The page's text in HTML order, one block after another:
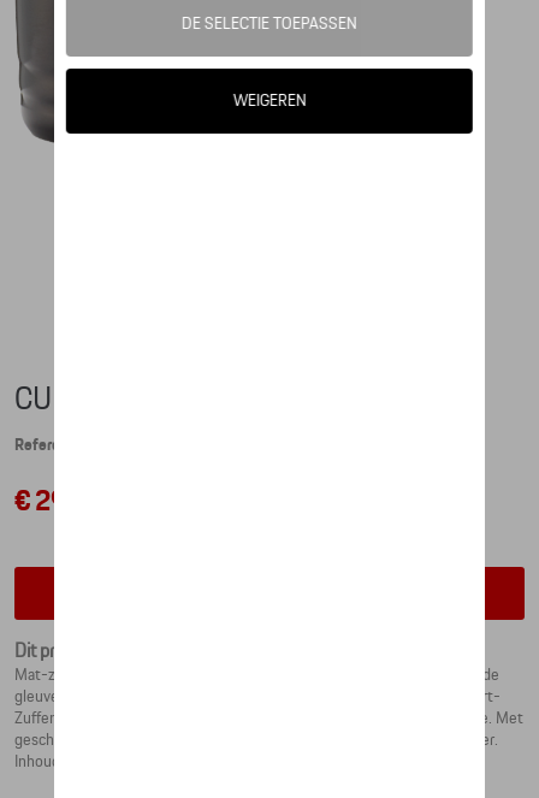
CUP - PORSCHE BLACK
Referentie: WAP0506010NCLC
€ 29,49
Dit product is momenteel niet op stock
Mat-zwarte porseleinen beker in exclusieve vorm met twee gegraveerde
gleuven, in de stijl van een Porsche motor zuiger. Met opdruk "Stuttgart-
Zuffenhausen, PORSCHE, seit 1948". Ontwerp van Studio F.A. Porsche. Met
geschenkverpakking. Gemaakt in Duitsland. Geschikt voor de vaatwasser.
Inhoud: ca. 270 ml